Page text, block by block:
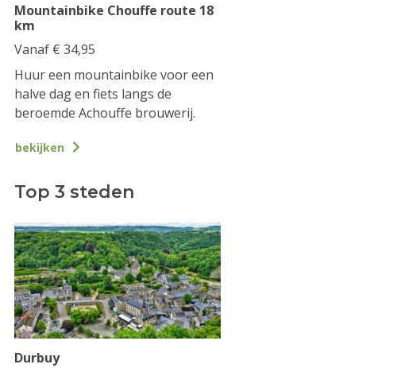
Mountainbike Chouffe route 18
km
Vanaf € 34,95
Huur een mountainbike voor een
halve dag en fiets langs de
beroemde Achouffe brouwerij.
bekijken
Top 3 steden
Durbuy